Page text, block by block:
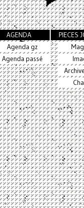
AGENDA
Agenda gz
Agenda passé
PIECES